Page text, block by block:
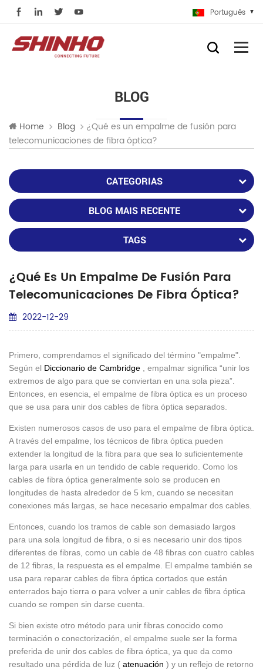
Português
BLOG
Home Blog
¿Qué es un empalme de fusión para
telecomunicaciones de fibra óptica?
CATEGORIAS
BLOG MAIS RECENTE
TAGS
¿Qué Es Un Empalme De Fusión Para
Telecomunicaciones De Fibra Óptica?
2022-12-29
Primero, comprendamos el significado del término "empalme".
Según el Diccionario de Cambridge , empalmar significa “unir los
extremos de algo para que se conviertan en una sola pieza”.
Entonces, en esencia, el empalme de fibra óptica es un proceso
que se usa para unir dos cables de fibra óptica separados.
Existen numerosos casos de uso para el empalme de fibra óptica.
A través del empalme, los técnicos de fibra óptica pueden
extender la longitud de la fibra para que sea lo suficientemente
larga para usarla en un tendido de cable requerido. Como los
cables de fibra óptica generalmente solo se producen en
longitudes de hasta alrededor de 5 km, cuando se necesitan
conexiones más largas, se hace necesario empalmar dos cables.
Entonces, cuando los tramos de cable son demasiado largos
para una sola longitud de fibra, o si es necesario unir dos tipos
diferentes de fibras, como un cable de 48 fibras con cuatro cables
de 12 fibras, la respuesta es el empalme. El empalme también se
usa para reparar cables de fibra óptica cortados que están
enterrados bajo tierra o para volver a unir cables de fibra óptica
cuando se rompen sin darse cuenta.
Si bien existe otro método para unir fibras conocido como
terminación o conectorización, el empalme suele ser la forma
preferida de unir dos cables de fibra óptica, ya que da como
resultado una pérdida de luz ( atenuación ) y un reflejo de retorno